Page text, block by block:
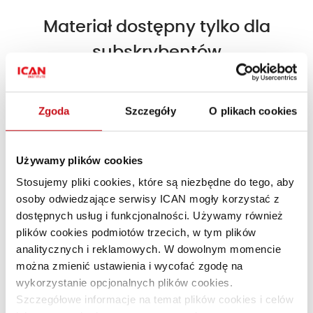
Zgoda Szczegóły O plikach cookies
Używamy plików cookies
Stosujemy pliki cookies, które są niezbędne do tego, aby
osoby odwiedzające serwisy ICAN mogły korzystać z
dostępnych usług i funkcjonalności. Używamy również
plików cookies podmiotów trzecich, w tym plików
analitycznych i reklamowych. W dowolnym momencie
można zmienić ustawienia i wycofać zgodę na
wykorzystanie opcjonalnych plików cookies.
Szczegółowe informacje na temat plików cookies i celów
Materiał dostępny tylko dla
subskrybentów
Dołącz do subskrybentów i korzystaj z treści
Dołącz do ICAN Business Insight!
Jesteś subskrybentem? Zaloguj się »
Marek Dietl